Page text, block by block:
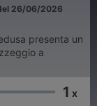
26/06/2026
presenta un
a
1 x